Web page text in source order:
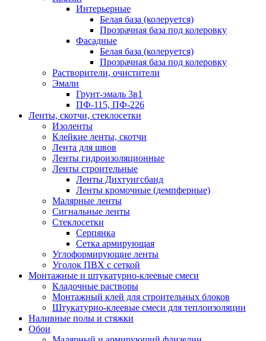
Интерьерные
Белая база (колеруется)
Прозрачная база под колеровку
Фасадные
Белая база (колеруется)
Прозрачная база под колеровку
Растворители, очистители
Эмали
Грунт-эмаль 3в1
ПФ-115, ПФ-226
Ленты, скотчи, стеклосетки
Изоленты
Клейкие ленты, скотчи
Лента для швов
Ленты гидроизоляционные
Ленты строительные
Ленты Дихтунгсбанд
Ленты кромочные (демпферные)
Малярные ленты
Сигнальные ленты
Стеклосетки
Серпянка
Сетка армирующая
Углоформирующие ленты
Уголок ПВХ с сеткой
Монтажные и штукатурно-клеевые смеси
Кладочные растворы
Монтажный клей для строительных блоков
Штукатурно-клеевые смеси для теплоизоляции
Наливные полы и стяжки
Обои